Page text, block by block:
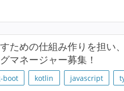
ための仕組み作りを担い
マネージャー募集！
boot kotlin javascript